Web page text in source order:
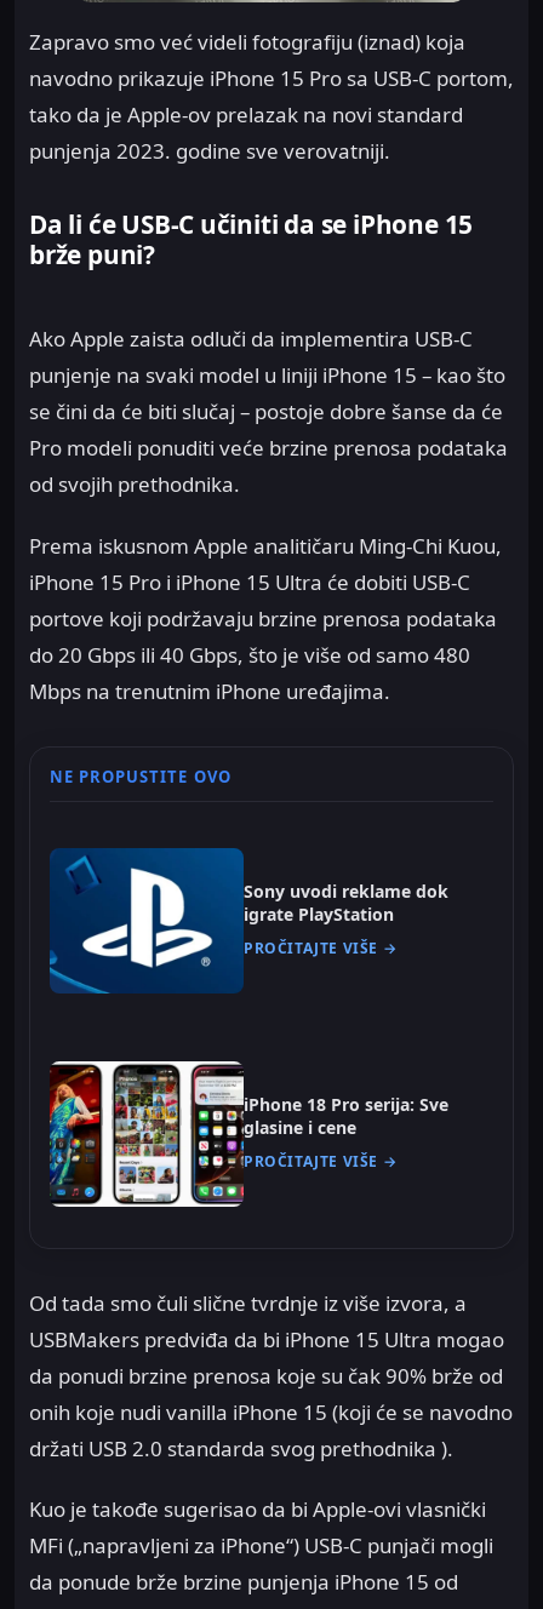
Zapravo smo već videli fotografiju (iznad) koja
navodno prikazuje iPhone 15 Pro sa USB-C portom,
tako da je Apple-ov prelazak na novi standard
punjenja 2023. godine sve verovatniji.
Da li će USB-C učiniti da se iPhone 15
brže puni?
Ako Apple zaista odluči da implementira USB-C
punjenje na svaki model u liniji iPhone 15 – kao što
se čini da će biti slučaj – postoje dobre šanse da će
Pro modeli ponuditi veće brzine prenosa podataka
od svojih prethodnika.
Prema iskusnom Apple analitičaru Ming-Chi Kuou,
iPhone 15 Pro i iPhone 15 Ultra će dobiti USB-C
portove koji podržavaju brzine prenosa podataka
do 20 Gbps ili 40 Gbps, što je više od samo 480
Mbps na trenutnim iPhone uređajima.
NE PROPUSTITE OVO
Sony uvodi reklame dok
igrate PlayStation
PROČITAJTE VIŠE →
iPhone 18 Pro serija: Sve
glasine i cene
PROČITAJTE VIŠE →
Od tada smo čuli slične tvrdnje iz više izvora, a
USBMakers predviđa da bi iPhone 15 Ultra mogao
da ponudi brzine prenosa koje su čak 90% brže od
onih koje nudi vanilla iPhone 15 (koji će se navodno
držati USB 2.0 standarda svog prethodnika ).
Kuo je takođe sugerisao da bi Apple-ovi vlasnički
MFi („napravljeni za iPhone“) USB-C punjači mogli
da ponude brže brzine punjenja iPhone 15 od